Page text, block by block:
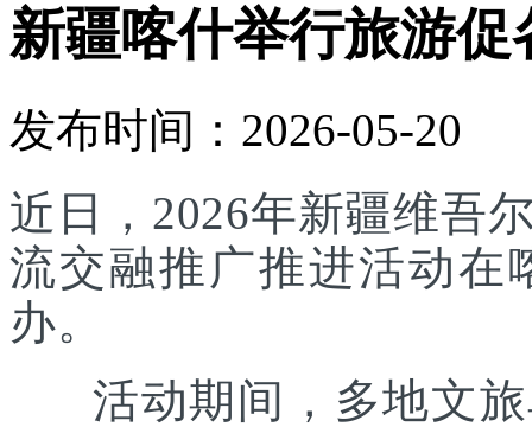
新疆喀什举行旅游
发布时间：2026-05-20
近日，2026年新疆维吾
流交融推广推进活动在
办。
活动期间，多地文旅